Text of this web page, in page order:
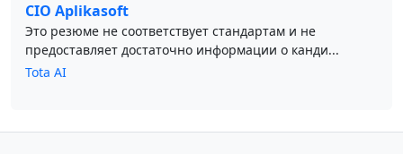
CIO Aplikasoft
Это резюме не соответствует стандартам и не
предоставляет достаточно информации о канди...
Tota AI